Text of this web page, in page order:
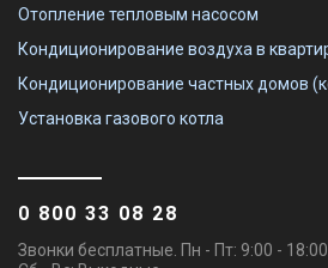
Отопление тепловым насосом
Кондиционирование воздуха в
Кондиционирование частных домов
Установка газового котла
0 800 33 08 28
Звонки бесплатные. Пн - Пт: 9:00 - 18:00